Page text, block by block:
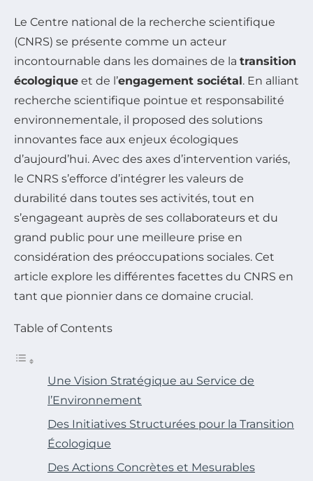
Le Centre national de la recherche scientifique
(CNRS) se présente comme un acteur
incontournable dans les domaines de la transition
écologique et de l’engagement sociétal. En alliant
recherche scientifique pointue et responsabilité
environnementale, il proposed des solutions
innovantes face aux enjeux écologiques
d’aujourd’hui. Avec des axes d’intervention variés,
le CNRS s’efforce d’intégrer les valeurs de
durabilité dans toutes ses activités, tout en
s’engageant auprès de ses collaborateurs et du
grand public pour une meilleure prise en
considération des préoccupations sociales. Cet
article explore les différentes facettes du CNRS en
tant que pionnier dans ce domaine crucial.
Table of Contents
Une Vision Stratégique au Service de
l’Environnement
Des Initiatives Structurées pour la Transition
Écologique
Des Actions Concrètes et Mesurables